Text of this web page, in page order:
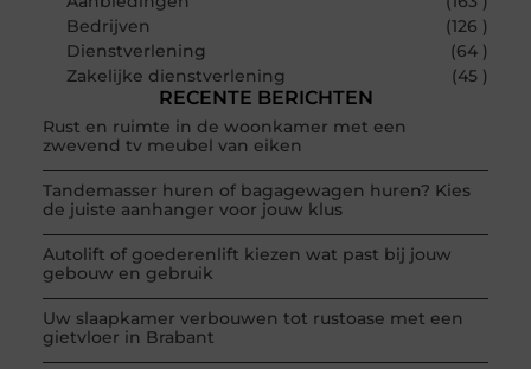
Bedrijven
(126 )
Dienstverlening
(64 )
Zakelijke dienstverlening
(45 )
RECENTE BERICHTEN
Rust en ruimte in de woonkamer met een
zwevend tv meubel van eiken
Tandemasser huren of bagagewagen huren? Kies
de juiste aanhanger voor jouw klus
Autolift of goederenlift kiezen wat past bij jouw
gebouw en gebruik
Uw slaapkamer verbouwen tot rustoase met een
gietvloer in Brabant